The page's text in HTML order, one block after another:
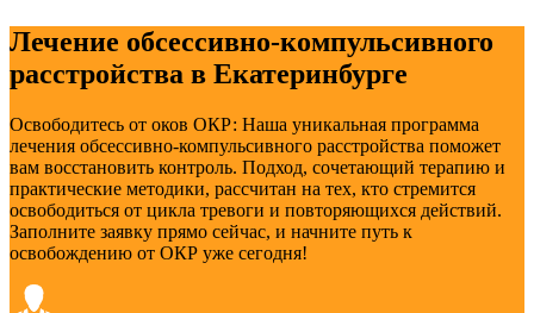
Лечение обсессивно-компульсивного
расстройства в Екатеринбурге
Освободитесь от оков ОКР: Наша уникальная программа
лечения обсессивно-компульсивного расстройства поможет
вам восстановить контроль. Подход, сочетающий терапию и
практические методики, рассчитан на тех, кто стремится
освободиться от цикла тревоги и повторяющихся действий.
Заполните заявку прямо сейчас, и начните путь к
освобождению от ОКР уже сегодня!